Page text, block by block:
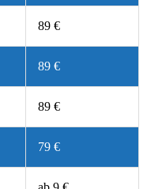
89 €
89 €
89 €
79 €